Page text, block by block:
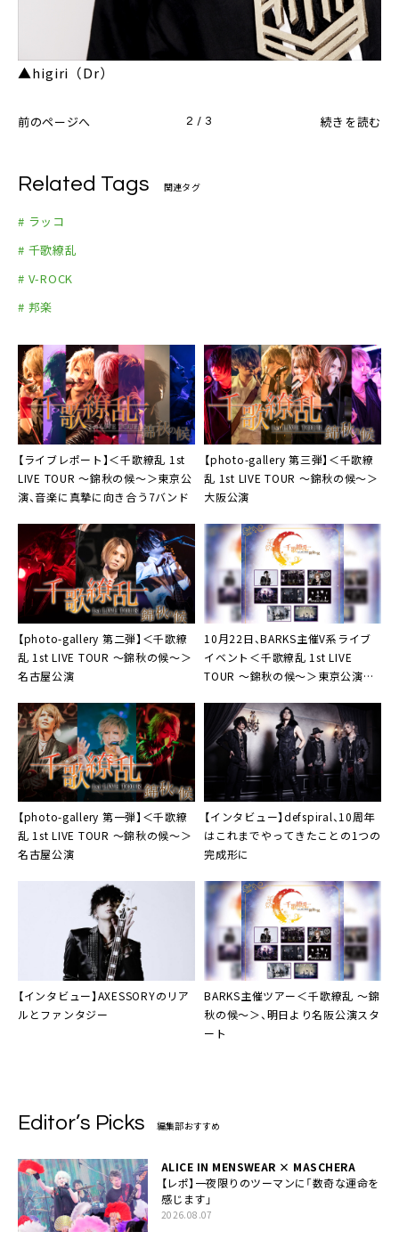
▲higiri（Dr）
前のページへ 2 / 3 続きを読む
Related Tags 関連タグ
# ラッコ
# 千歌繚乱
# V-ROCK
# 邦楽
【ライブレポート】＜千歌繚乱 1st
LIVE TOUR ～錦秋の候～＞東京公
演、音楽に真摯に向き合う7バンド
【photo-gallery 第三弾】 ＜千歌繚
乱 1st LIVE TOUR 〜錦秋の候〜＞
大阪公演
【photo-gallery 第二弾】 ＜千歌繚
乱 1st LIVE TOUR 〜錦秋の候〜＞
名古屋公演
10月22日、BARKS主催V系ライブ
イベント ＜千歌繚乱 1st LIVE
TOUR 〜錦秋の候〜＞東京公演開
【photo-gallery 第一弾】 ＜千歌繚
乱 1st LIVE TOUR 〜錦秋の候〜＞
名古屋公演
【インタビュー】defspiral、10周年
はこれまでやってきたことの1つの
完成形に
【インタビュー】AXESSORYのリア
ルとファンタジー
BARKS主催ツアー＜千歌繚乱 〜錦
秋の候〜＞、明日より名阪公演スタ
ート
Editor’s Picks 編集部おすすめ
ALICE IN MENSWEAR × MASCHERA
【レポ】一夜限りのツーマンに「数奇な運命を
感じます」
2026.08.07